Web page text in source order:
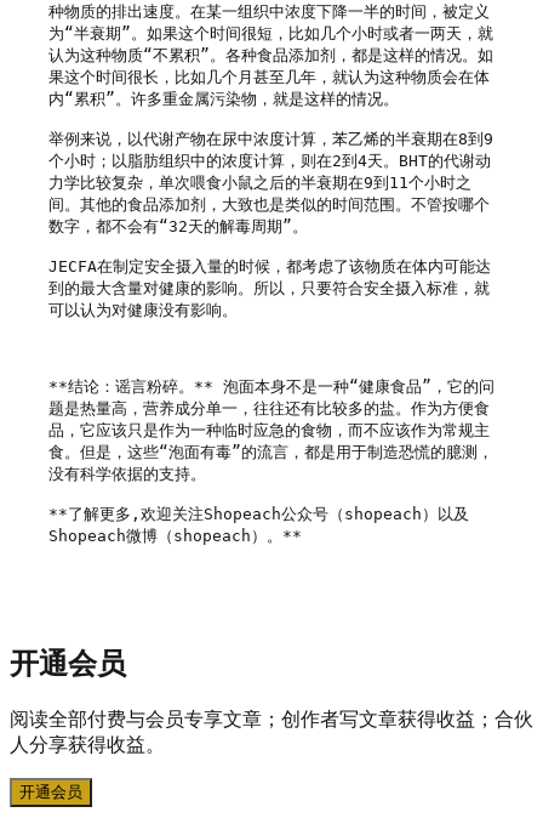
种物质的排出速度。在某一组织中浓度下降一半的时间，被定义
为“半衰期”。如果这个时间很短，比如几个小时或者一两天，就
认为这种物质“不累积”。各种食品添加剂，都是这样的情况。如
果这个时间很长，比如几个月甚至几年，就认为这种物质会在体
内“累积”。许多重金属污染物，就是这样的情况。
举例来说，以代谢产物在尿中浓度计算，苯乙烯的半衰期在8到9
个小时；以脂肪组织中的浓度计算，则在2到4天。BHT的代谢动
力学比较复杂，单次喂食小鼠之后的半衰期在9到11个小时之
间。其他的食品添加剂，大致也是类似的时间范围。不管按哪个
数字，都不会有“32天的解毒周期”。
JECFA在制定安全摄入量的时候，都考虑了该物质在体内可能达
到的最大含量对健康的影响。所以，只要符合安全摄入标准，就
可以认为对健康没有影响。
**结论：谣言粉碎。** 泡面本身不是一种“健康食品”，它的问
题是热量高，营养成分单一，往往还有比较多的盐。作为方便食
品，它应该只是作为一种临时应急的食物，而不应该作为常规主
食。但是，这些“泡面有毒”的流言，都是用于制造恐慌的臆测，
没有科学依据的支持。
**了解更多,欢迎关注Shopeach公众号（shopeach）以及
Shopeach微博（shopeach）。**
开通会员
阅读全部付费与会员专享文章；创作者写文章获得收益；合伙
人分享获得收益。
开通会员